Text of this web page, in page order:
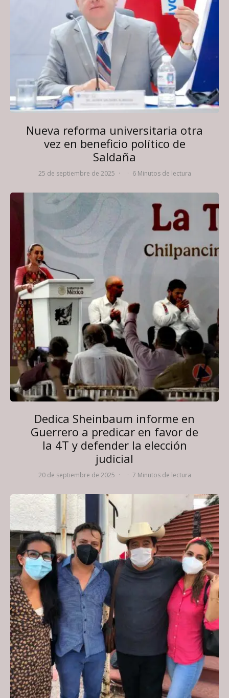
Nueva reforma universitaria otra
vez en beneficio político de
Saldaña
25 de septiembre de 2025 · · 6 Minutos de lectura
Dedica Sheinbaum informe en
Guerrero a predicar en favor de
la 4T y defender la elección
judicial
20 de septiembre de 2025 · · 7 Minutos de lectura